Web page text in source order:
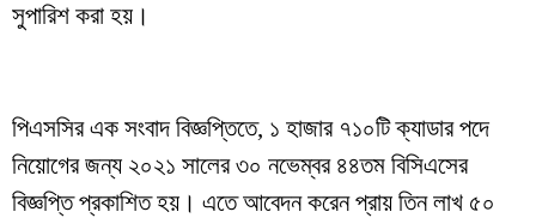
সুপারিশ করা হয়।
পিএসসির এক সংবাদ বিজ্ঞপ্তিতে, ১ হাজার ৭১০টি ক্যাডার পদে
নিয়োগের জন্য ২০২১ সালের ৩০ নভেম্বর ৪৪তম বিসিএসের
বিজ্ঞপ্তি প্রকাশিত হয়। এতে আবেদন করেন প্রায় তিন লাখ ৫০